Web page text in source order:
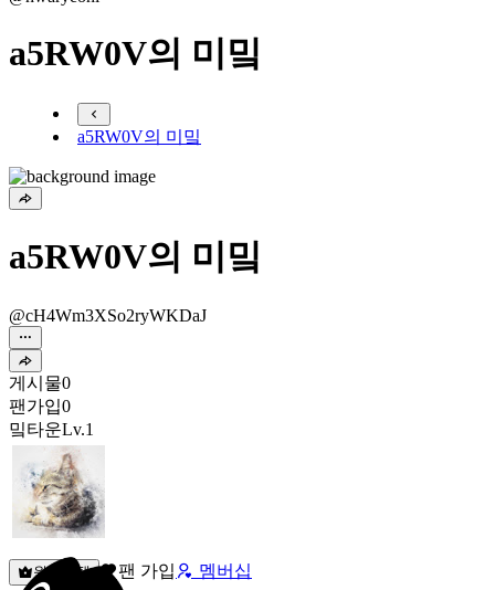
a5RW0V의 미밐
a5RW0V의 미밐
a5RW0V의 미밐
@cH4Wm3XSo2ryWKDaJ
게시물0
팬가입0
밐타운Lv.1
원픽선택 팬 가입 멤버십